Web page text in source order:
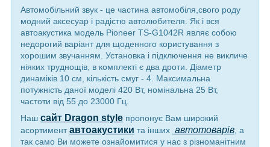
Автомобільний звук - це частина автомобіля,свого роду
модний аксесуар і радістю автолюбителя. Як і вся
автоакустика модель Pioneer TS-G1042R являє собою
недорогий варіант для щоденного користування з
хорошим звучанням. Установка і підключення не викличе
ніяких труднощів, в комплекті є два дроти. Діаметр
динаміків 10 см, кількість смуг - 4. Максимальна
потужність даної моделі 420 Вт, номінальна 25 Вт,
частоти від 55 до 23000 Гц.
Наш сайт Dragon style пропонує Вам широкий
асортиментавтоакустики та інших автотоварів а
так само Ви можете ознайомитися у нас з різноманітним